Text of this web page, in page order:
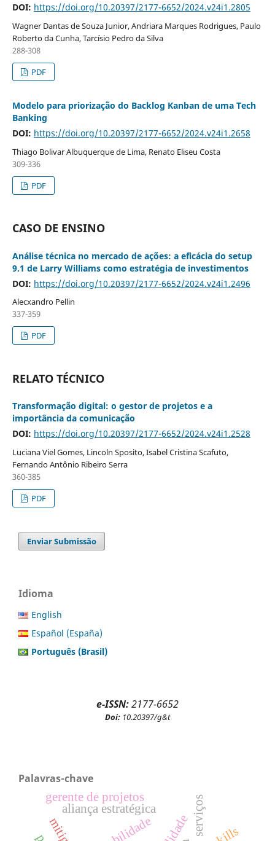
DOI: https://doi.org/10.20397/2177-6652/2024.v24i1.2805
Wagner Dantas de Souza Junior, Andriara Marques Rodrigues, Paulo
Roberto da Cunha, Tarcísio Pedro da Silva
288-308
PDF
Modelo para priorização do Backlog Kanban de uma Tech
Banking
DOI: https://doi.org/10.20397/2177-6652/2024.v24i1.2658
Thiago Bolivar Albuquerque de Lima, Renato Eliseu Costa
309-336
PDF
CASO DE ENSINO
Análise técnica no mercado de ações: a eficácia do setup
9.1 de Larry Williams como estratégia de investimentos
DOI: https://doi.org/10.20397/2177-6652/2024.v24i1.2496
Alecxandro Pellin
337-359
PDF
RELATO TÉCNICO
Transformação digital: o gestor de projetos e a
importância da comunicação
DOI: https://doi.org/10.20397/2177-6652/2024.v24i1.2528
Luciana Viel Gomes, Lincoln Sposito, Isabel Cristina Scafuto,
Fernando Antônio Ribeiro Serra
360-385
PDF
Enviar Submissão
Idioma
English
Español (España)
Português (Brasil)
e-ISSN:2177-6652
Doi: 10.20397/g&t
Palavras-chave
aliança estratégica
gerente de projetos serviços